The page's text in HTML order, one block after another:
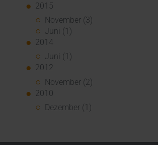
2015
November (3)
Juni (1)
2014
Juni (1)
2012
November (2)
2010
Dezember (1)